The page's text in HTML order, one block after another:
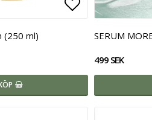
Lägg till i
(250 ml)
SERUM
499 SEK